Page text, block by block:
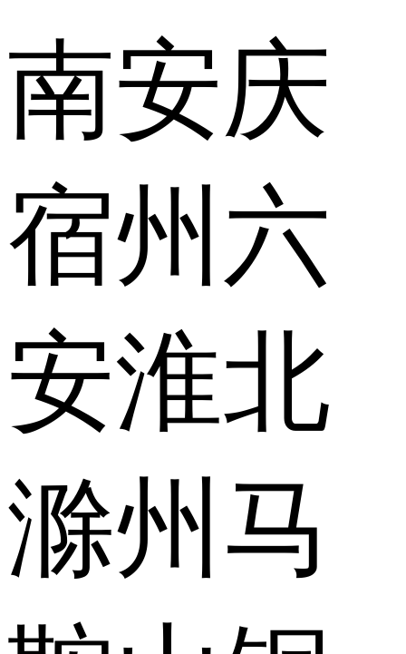
南安庆
宿州 六
安淮北
滁州 马